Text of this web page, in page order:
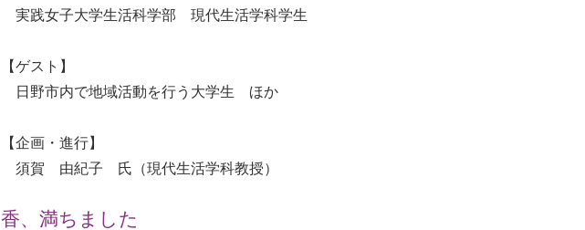
実践女子大学生活科学部 現代生活学科学生
【ゲスト】
日野市内で地域活動を行う大学生 ほか
【企画・進行】
須賀 由紀子 氏（現代生活学科教授）
香、満ちました